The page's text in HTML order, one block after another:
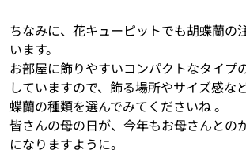
ちなみに、花キューピットでも胡蝶蘭の
います。
お部屋に飾りやすいコンパクトなタイプ
していますので、飾る場所やサイズ感な
蝶蘭の種類を選んでみてくださいね 。
皆さんの母の日が、今年もお母さんとの
になりますように。